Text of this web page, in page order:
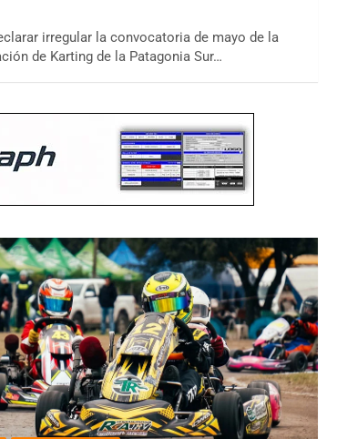
irregular la convocatoria de mayo de la
de Karting de la Patagonia Sur…